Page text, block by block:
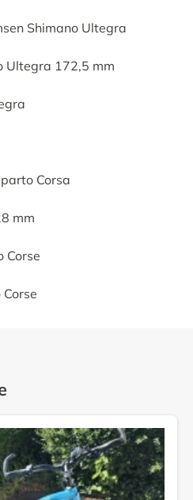
Shimano Ultegra
Ultegra 172,5 mm
Corsa
mm
Corse